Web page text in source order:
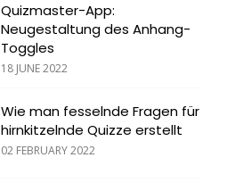
Quizmaster-App:
Neugestaltung des Anhang-
Toggles
18 JUNE 2022
Wie man fesselnde Fragen für
hirnkitzelnde Quizze erstellt
02 FEBRUARY 2022